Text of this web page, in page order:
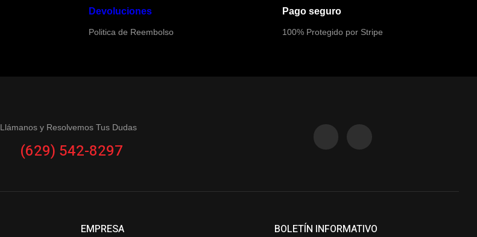
Devoluciones
Politica de Reembolso
Pago seguro
100% Protegido por Stripe
Llámanos y Resolvemos Tus Dudas
(629) 542-8297
EMPRESA BOLETÍN INFORMATIVO